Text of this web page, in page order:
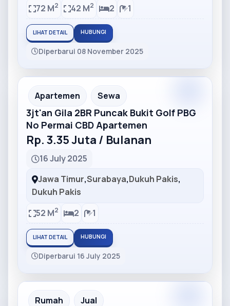
72 M2 42 M2 2 1
LIHAT DETAIL HUBUNGI
Diperbarui 08 November 2025
Partner Ad
Apartemen Sewa
3jt'an Gila 2BR Puncak Bukit Golf PBG
No Permai CBD Apartemen
Rp. 3.35 Juta / Bulanan
16 July 2025
Jawa Timur,Surabaya,Dukuh Pakis,
Dukuh Pakis
52 M2 2 1
LIHAT DETAIL HUBUNGI
Diperbarui 16 July 2025
Partner Ad
Rumah Jual